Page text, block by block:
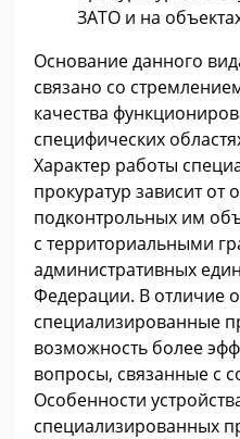
ЗАТО и на
Основание данного
связано со
качества
специфических
Характер работы
прокуратур зависит от
подконтрольных им
с территориальными
административных
Федерации. В отличие
специализированные
возможность более
вопросы, связанные с
Особенности
специализированных